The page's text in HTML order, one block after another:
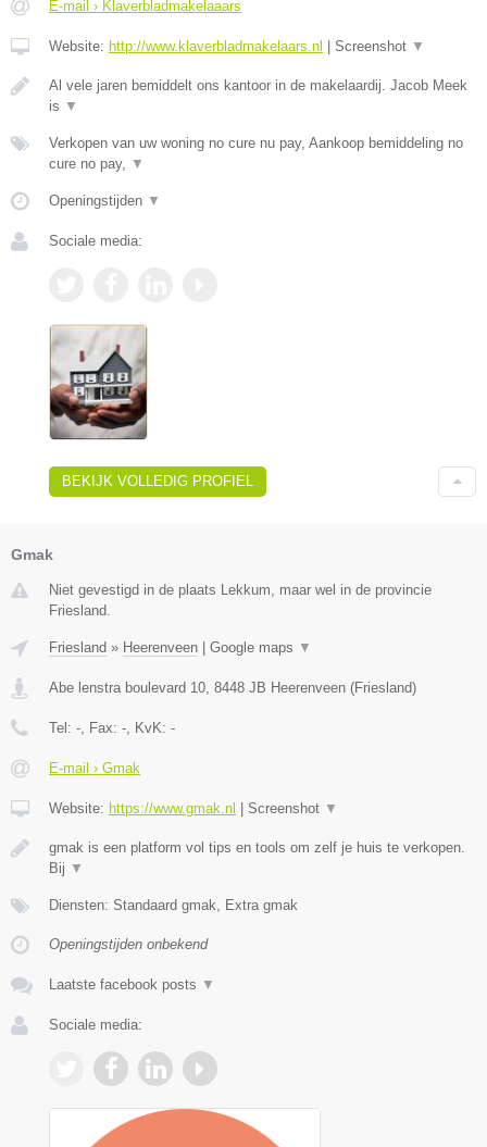
E-mail › Klaverbladmakelaaars
Website: http://www.klaverbladmakelaars.nl Screenshot ▼
Al vele jaren bemiddelt ons kantoor in de makelaardij. Jacob Meek
is ▼
Verkopen van uw woning no cure nu pay, Aankoop bemiddeling no
cure no pay, ▼
Openingstijden ▼
Sociale media:
BEKIJK VOLLEDIG PROFIEL
Gmak
Niet gevestigd in de plaats Lekkum, maar wel in de provincie
Friesland.
Friesland » Heerenveen Google maps ▼
Abe lenstra boulevard 10 8448 JB Heerenveen (Friesland)
Tel: - , Fax: - , KvK: -
E-mail › Gmak
Website: https://www.gmak.nl Screenshot ▼
gmak is een platform vol tips en tools om zelf je huis te verkopen.
Bij ▼
Diensten: Standaard gmak, Extra gmak
Openingstijden onbekend
Laatste facebook posts ▼
Sociale media: